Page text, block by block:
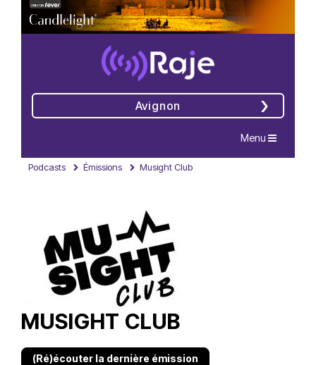
Avignon
Navigation
Menu
Podcasts Émissions Musight Club
MUSIGHT CLUB
(Ré)écouter la dernière émission